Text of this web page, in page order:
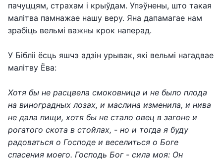
пачуццям, страхам і крыўдам. Упэўнены, што такая
малітва памнажае нашу веру. Яна дапамагае нам
зрабіць вельмі важны крок наперад.
У Бібліі ёсць яшчэ адзін урывак, які вельмі нагадвае
малітву Ёва:
Хотя бы не расцвела смоковница и не было плода
на виноградных лозах, и маслина изменила, и нива
не дала пищи, хотя бы не стало овец в загоне и
рогатого скота в стойлах, - но и тогда я буду
радоваться о Господе и веселиться о Боге
спасения моего. Господь Бог - сила моя: Он